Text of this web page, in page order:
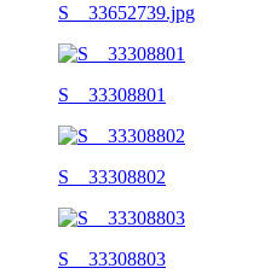
S__33652739.jpg
S__33308801
S__33308802
S__33308803